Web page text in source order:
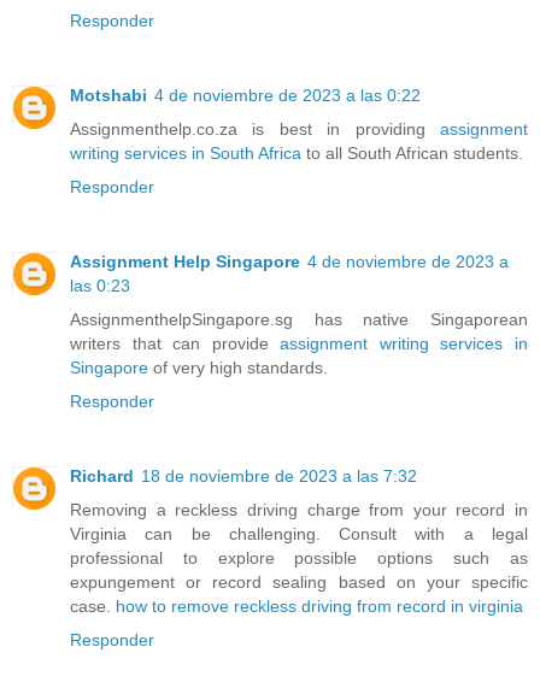
Responder
Motshabi 4 de noviembre de 2023 a las 0:22
Assignmenthelp.co.za is best in providing assignment
writing services in South Africa to all South African students.
Responder
Assignment Help Singapore 4 de noviembre de 2023 a
las 0:23
AssignmenthelpSingapore.sg has native Singaporean
writers that can provideassignment writing services in
Singapore of very high standards.
Responder
Richard 18 de noviembre de 2023 a las 7:32
Removing a reckless driving charge from your record in
Virginia can be challenging. Consult with a legal
professional to explore possible options such as
expungement or record sealing based on your specific
case. how to remove reckless driving from record in virginia
Responder